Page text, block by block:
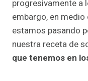
progresivamente a
embargo, en
estamos pasando
nuestra receta de
que tenemos en